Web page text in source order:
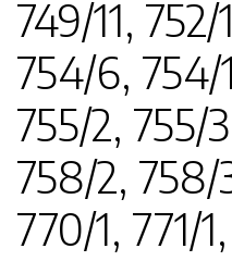
749/11,
754/6, 754/
755/2, 755/
758/2, 758/
770/1, 771/